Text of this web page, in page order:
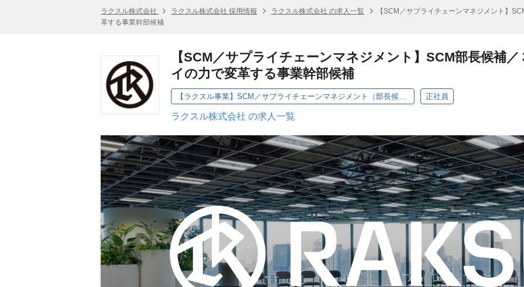
ラクスル株式会社 ラクスル株式会社 採用情報 ラクスル株式会社 の求人一覧
【SCM／サプライチェーンマネジメント】
革する事業幹部候補
【SCM／サプライチェーンマネジメント】SCM部長候補
イの力で変革する事業幹部候補
【ラクスル事業】SCM／サプライチェーンマネジメント（部長候補） 正社員
ラクスル株式会社 の求人一覧